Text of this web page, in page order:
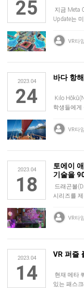
25
지금 Meta
Update는
VR타
2023.04
24
바다 항
Kilo
학생들에게
VR타
2023.04
18
토에이
기술을
드래곤볼
시리즈를
VR타
2023.04
14
VR 퍼즐
현재 메타
있는 패스